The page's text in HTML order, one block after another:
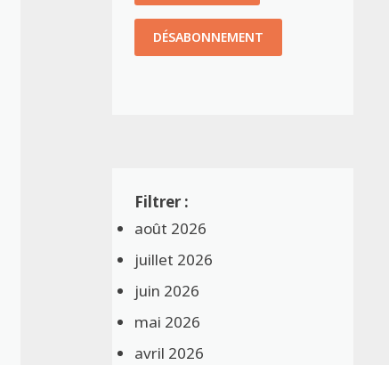
août 2026
juillet 2026
juin 2026
mai 2026
avril 2026